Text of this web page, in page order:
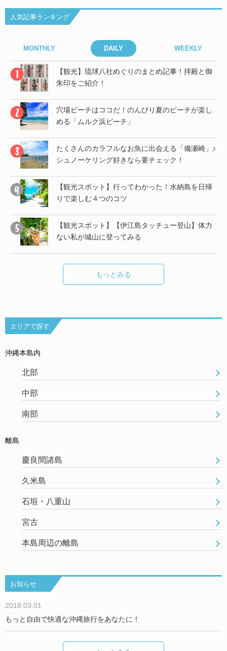
人気記事ランキング
MONTHLY DAILY WEEKLY
【観光】琉球八社めぐりのまとめ記事！拝殿と御
朱印をご紹介！
穴場ビーチはココだ！のんびり夏のビーチが楽し
める「ムルク浜ビーチ」
たくさんのカラフルなお魚に出会える「備瀬崎」♪
シュノーケリング好きなら要チェック！
【観光スポット】行ってわかった！水納島を日帰
りで楽しむ４つのコツ
【観光スポット】【伊江島タッチュー登山】体力
ない私が城山に登ってみる
もっとみる
エリアで探す
沖縄本島内
北部
中部
南部
離島
慶良間諸島
久米島
石垣・八重山
宮古
本島周辺の離島
お知らせ
2018.03.01
もっと自由で快適な沖縄旅行をあなたに！